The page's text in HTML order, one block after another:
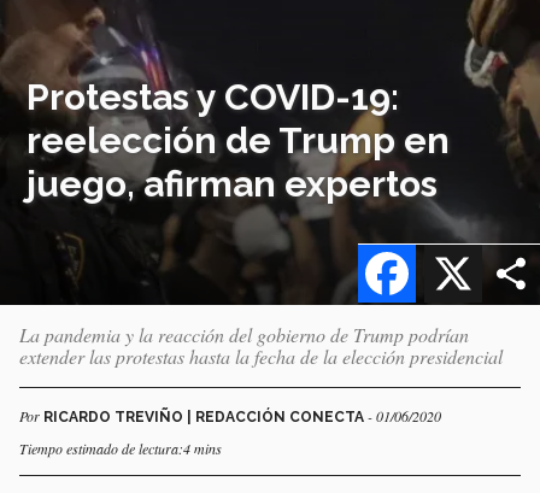
Protestas y COVID-19:
reelección de Trump en
juego, afirman expertos
X
Facebook
La pandemia y la reacción del gobierno de Trump podrían
extender las protestas hasta la fecha de la elección presidencial
Por RICARDO TREVIÑO | REDACCIÓN CONECTA - 01/06/2020
Tiempo estimado de lectura:4 mins